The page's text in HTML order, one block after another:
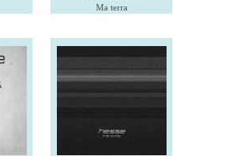
Ma terra